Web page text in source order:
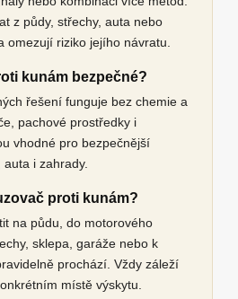
z půdy, střechy, auta nebo
omezují riziko jejího návratu.
kunám bezpečné?
řešení funguje bez chemie a
pachové prostředky i
vhodné pro bezpečnější
i zahrady.
proti kunám?
na půdu, do motorového
sklepa, garáže nebo k
prochází. Vždy záleží
místě výskytu.